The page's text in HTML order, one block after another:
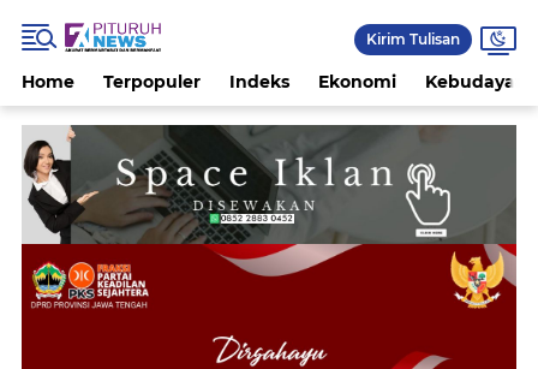
Kirim Tulisan
Home Terpopuler Indeks Ekonomi Kebudayaan